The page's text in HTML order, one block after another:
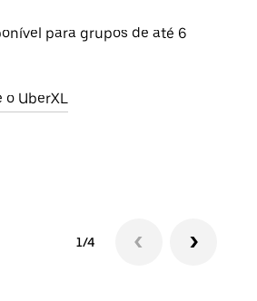
para grupos de até 6
o UberXL
1/4